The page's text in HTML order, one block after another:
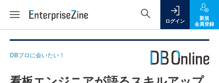
ログイン
新規
会員登録
DBプロに会いたい！